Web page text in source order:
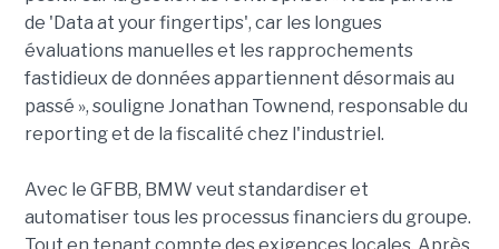
de 'Data at your fingertips', car les longues
évaluations manuelles et les rapprochements
fastidieux de données appartiennent désormais au
passé », souligne Jonathan Townend, responsable du
reporting et de la fiscalité chez l'industriel.
Avec le GFBB, BMW veut standardiser et
automatiser tous les processus financiers du groupe.